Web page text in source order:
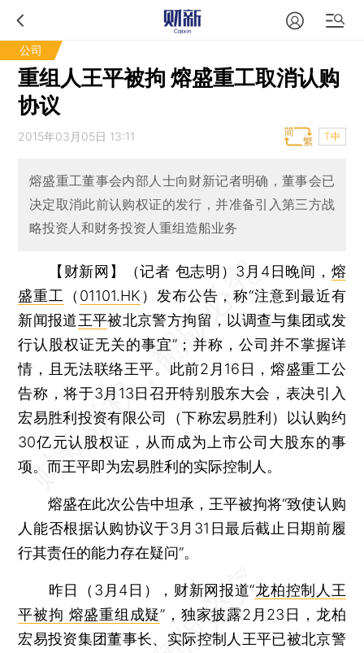
公司
重组人王平被拘 熔盛重工取消认购
协议
2015年03月05日 13:11 T中
熔盛重工董事会内部人士向财新记者明确，董事会已
决定取消此前认购权证的发行，并准备引入第三方战
略投资人和财务投资人重组造船业务
【财新网】（记者 包志明） 3月4日晚间， 熔
盛重工
（ 01101.HK ）发布公告，称“注意到最近有
新闻报道王平被北京警方拘留，以调查与集团或发
行认股权证无关的事宜”；并称，公司并不掌握详
情，且无法联络王平。此前2月16日，熔盛重工公
告称，将于3月13日召开特别股东大会，表决引入
宏易胜利投资有限公司（下称宏易胜利）以认购约
30亿元认股权证，从而成为上市公司大股东的事
项。而王平即为宏易胜利的实际控制人。
熔盛在此次公告中坦承，王平被拘将“致使认购
人能否根据认购协议于3月31日最后截止日期前履
行其责任的能力存在疑问”。
昨日（3月4日），财新网报道“龙柏控制人王
平被拘 熔盛重组成疑”，独家披露2月23日，龙柏
宏易投资集团董事长、实际控制人王平已被北京警